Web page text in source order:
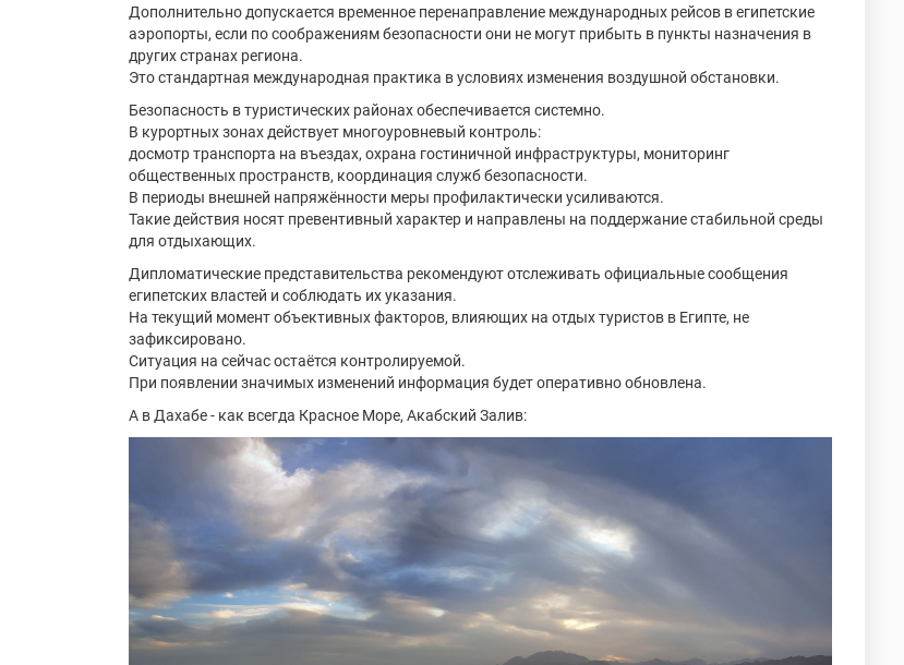
Дополнительно допускается временное перенаправление международных рейсов в египетские
аэропорты, если по соображениям безопасности они не могут прибыть в пункты назначения в
других странах региона.
Это стандартная международная практика в условиях изменения воздушной обстановки.
Безопасность в туристических районах обеспечивается системно.
В курортных зонах действует многоуровневый контроль:
досмотр транспорта на въездах, охрана гостиничной инфраструктуры, мониторинг
общественных пространств, координация служб безопасности.
В периоды внешней напряжённости меры профилактически усиливаются.
Такие действия носят превентивный характер и направлены на поддержание стабильной среды
для отдыхающих.
Дипломатические представительства рекомендуют отслеживать официальные сообщения
египетских властей и соблюдать их указания.
На текущий момент объективных факторов, влияющих на отдых туристов в Египте, не
зафиксировано.
Ситуация на сейчас остаётся контролируемой.
При появлении значимых изменений информация будет оперативно обновлена.
А в Дахабе - как всегда Красное Море, Акабский Залив: